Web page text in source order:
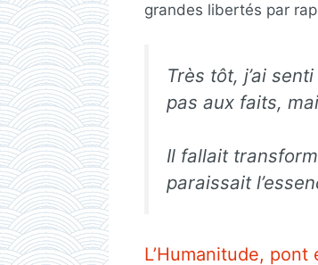
grandes libertés par
Très tôt, j’ai
pas aux faits,
Il fallait
paraissait
L’Humanitude,